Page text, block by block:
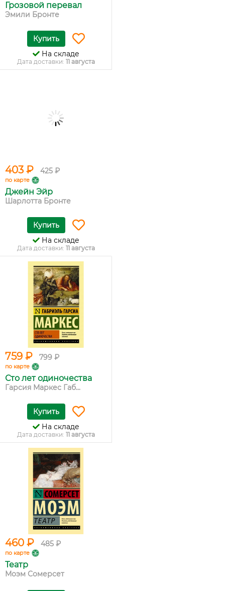
Грозовой перевал
Эмили Бронте
Купить
На складе
Дата доставки: 11 августа
403 ₽ 425 ₽
по карте
Джейн Эйр
Шарлотта Бронте
Купить
На складе
Дата доставки: 11 августа
759 ₽ 799 ₽
по карте
Сто лет одиночества
Гарсия Маркес Габ...
Купить
На складе
Дата доставки: 11 августа
460 ₽ 485 ₽
по карте
Театр
Моэм Сомерсет